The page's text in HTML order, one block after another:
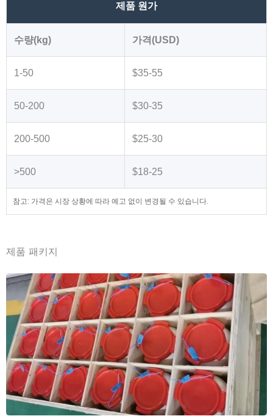
제품 원가
수량(kg) 가격(USD)
1-50 $35-55
50-200 $30-35
200-500 $25-30
>500 $18-25
참고: 가격은 시장 상황에 따라 예고 없이 변경될 수 있습니다.
제품 패키지